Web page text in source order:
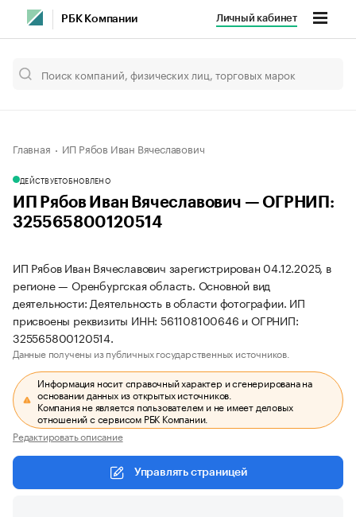
РБК Компании Личный кабинет
Главная ИП Рябов Иван Вячеславович
ДЕЙСТВУЕТОБНОВЛЕНО
ИП Рябов Иван Вячеславович — ОГРНИП:
325565800120514
ИП Рябов Иван Вячеславович зарегистрирован 04.12.2025, в
регионе — Оренбургская область. Основной вид
деятельности: Деятельность в области фотографии. ИП
присвоены реквизиты ИНН: 561108100646 и ОГРНИП:
325565800120514.
Данные получены из публичных государственных источников.
Информация носит справочный характер и сгенерирована на
основании данных из открытых источников.
Компания не является пользователем и не имеет деловых
отношений с сервисом РБК Компании.
Редактировать описание
Управлять страницей